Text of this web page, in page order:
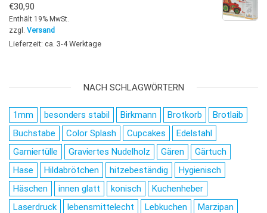
€30,90
Enthält 19% MwSt.
zzgl. Versand
Lieferzeit: ca. 3-4 Werktage
NACH SCHLAGWÖRTERN
1mm besonders stabil Birkmann Brotkorb
Brotlaib
Buchstabe
Color Splash Cupcakes
Edelstahl
Garniertülle
Graviertes Nudelholz Gären
Gärtuch
Hase
Hildabrötchen hitzebeständig
Hygienisch
Häschen
innen glatt konisch
Kuchenheber
Laserdruck
lebensmittelecht Lebkuchen
Marzipan